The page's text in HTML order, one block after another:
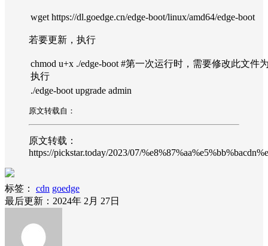
wget https://dl.goedge.cn/edge-boot/linux/amd64/edge-boot
若要更新，执行
chmod u+x ./edge-boot #第一次运行时，需要修改此文件
执行
./edge-boot upgrade admin
原文转载自：
原文转载：
https://pickstar.today/2023/07/
标签： cdn goedge
最后更新：2024年 2月 27日